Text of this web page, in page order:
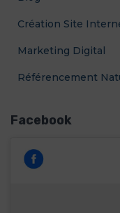
Création Site
Marketing Digital
Référencement
Facebook